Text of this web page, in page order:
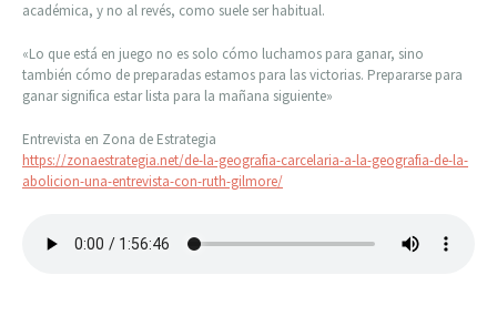
académica, y no al revés, como suele ser habitual.
«Lo que está en juego no es solo cómo luchamos para ganar, sino
también cómo de preparadas estamos para las victorias. Prepararse para
ganar significa estar lista para la mañana siguiente»
Entrevista en Zona de Estrategia
https://zonaestrategia.net/de-la-geografia-carcelaria-a-la-geografia-de-la-
abolicion-una-entrevista-con-ruth-gilmore/